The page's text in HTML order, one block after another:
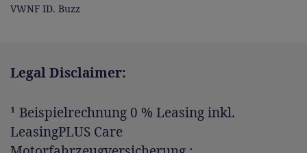
VWNF ID. Buzz
Legal Disclaimer:
¹ Beispielrechnung 0 % Leasing inkl.
LeasingPLUS Care